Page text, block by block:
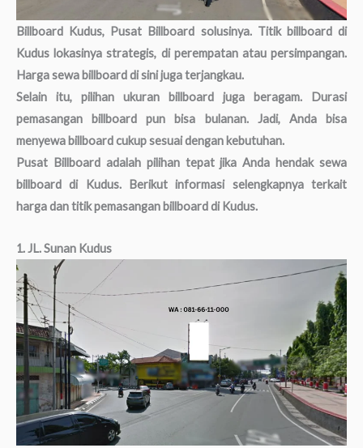
Billboard Kudus, Pusat Billboard solusinya. Titik billboard di
Kudus lokasinya strategis, di perempatan atau persimpangan.
Harga sewa billboard di sini juga terjangkau.
Selain itu, pilihan ukuran billboard juga beragam. Durasi
pemasangan billboard pun bisa bulanan. Jadi, Anda bisa
menyewa billboard cukup sesuai dengan kebutuhan.
Pusat Billboard adalah pilihan tepat jika Anda hendak sewa
billboard di Kudus. Berikut informasi selengkapnya terkait
harga dan titik pemasangan billboard di Kudus.
1. JL. Sunan Kudus